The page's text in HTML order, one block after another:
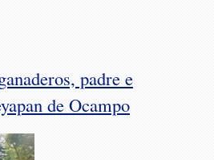
padre e
de Ocampo